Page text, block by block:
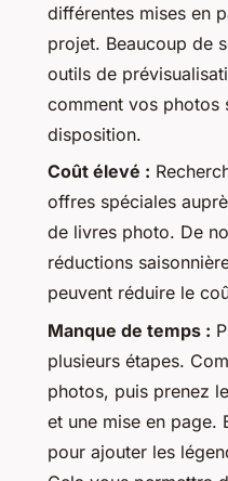
différentes mises en
projet. Beaucoup de
outils de
comment vos photos
disposition.
Coût élevé :
offres spéciales
de livres photo. De
réductions
peuvent réduire le
Manque de temps :
plusieurs étapes.
photos, puis prenez
et une mise en page.
pour ajouter les